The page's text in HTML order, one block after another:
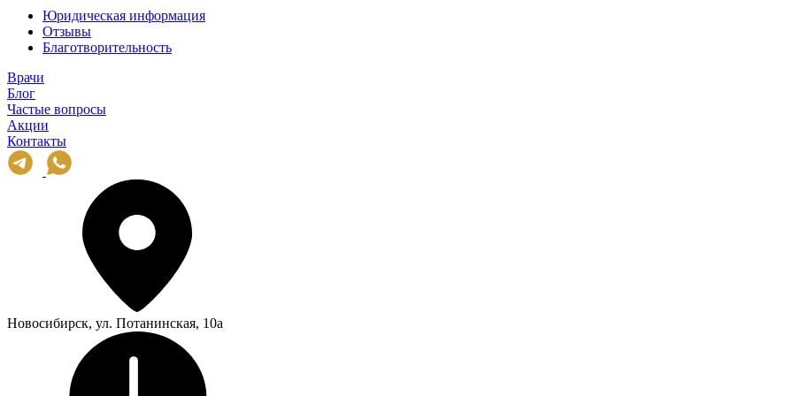
Юридическая информация
Отзывы
Благотворительность
Врачи
Блог
Частые вопросы
Акции
Контакты
Новосибирск, ул. Потанинская, 10а